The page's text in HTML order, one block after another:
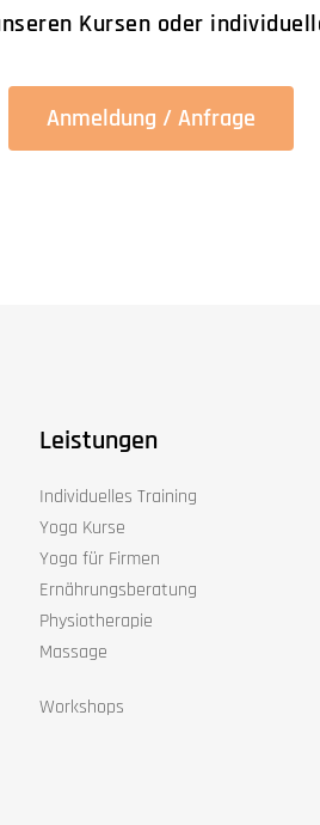
Kursen oder
Anmeldung / Anfrage
Leistungen
Individuelles Training
Yoga Kurse
Yoga für Firmen
Ernährungsberatung
Physiotherapie
Massage
Workshops